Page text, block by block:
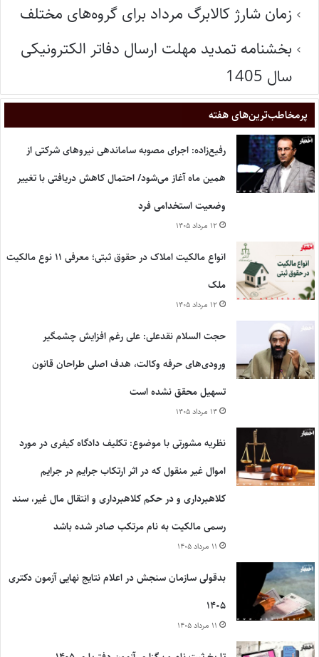
زمان شارژ کالابرگ مرداد برای گروه‌های مختلف
بخشنامه تمدید مهلت ارسال دفاتر الکترونیکی
سال 1405
پر‌مخاطب‌ترین‌های هفته
رفیع‌زاده: اجرای مصوبه ساماندهی نیروهای شرکتی از
همین ماه آغاز می‌شود/ احتمال کاهش دریافتی با تغییر
وضعیت استخدامی فرد
۱۲ مرداد ۱۴۰۵
انواع مالکیت املاک در حقوق ثبتی؛ معرفی ۱۱ نوع مالکیت
ملک
۱۲ مرداد ۱۴۰۵
حجت السلام نقدعلی: علی رغم افزایش چشمگیر
ورودی‌های حرفه وکالت، هدف اصلی طراحان قانون
تسهیل محقق نشده است
۱۴ مرداد ۱۴۰۵
نظریه مشورتی با موضوع: تکلیف دادگاه کیفری در مورد
اموال غیر منقول که در اثر ارتکاب جرایم در جرایم
کلاهبرداری و در حکم کلاهبرداری و انتقال مال غیر، سند
رسمی مالکیت به نام مرتکب صادر شده باشد
۱۱ مرداد ۱۴۰۵
بدقولی سازمان سنجش در اعلام نتایج نهایی آزمون دکتری
۱۴۰۵
۱۱ مرداد ۱۴۰۵